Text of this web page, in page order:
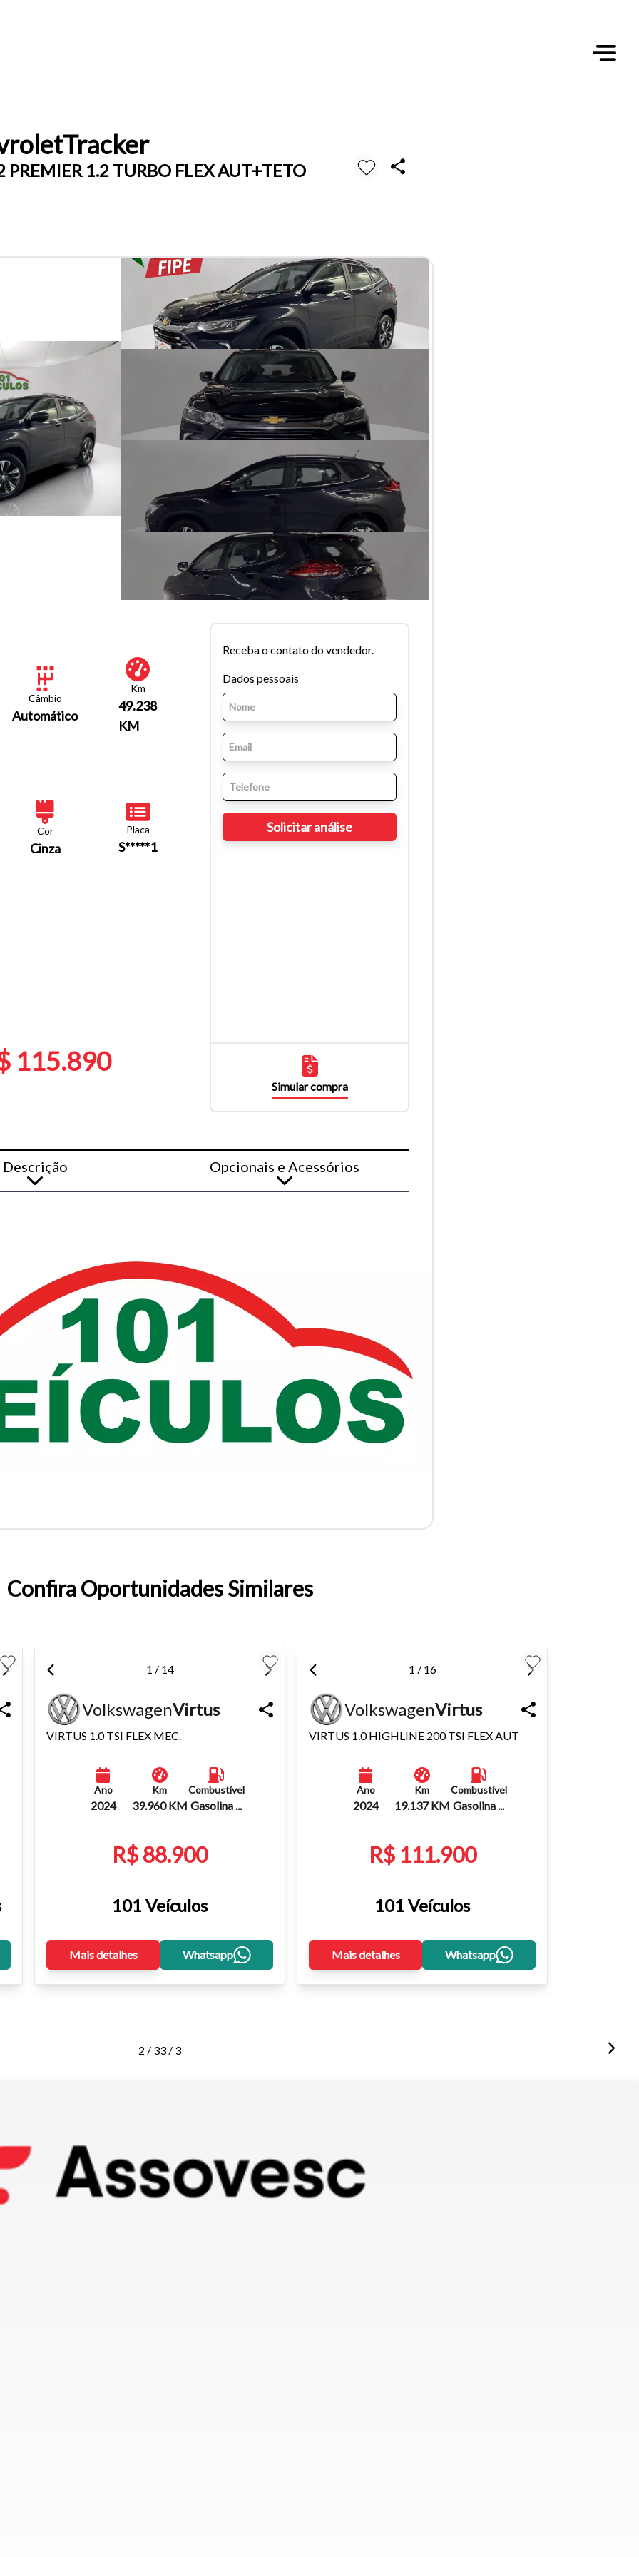
do texto
ou diminuir a fonte em nosso site, utilize os atalhos Ctrl+ (para
e Ctrl- (para diminuir) no seu teclado.
Tracker
PREMIER 1.2 TURBO FLEX AUT+TETO
Câmbio
Automático
Km
49.238
KM
Cor
Cinza
Placa
S*****1
115.890
Receba o contato do vendedor.
Dados pessoais
Simular compra
Descrição Opcionais e Acessórios
Confira Oportunidades Similares
1 / 14
VolkswagenVirtus
VIRTUS 1.0 TSI FLEX MEC.
Ano
2024
Km
39.960 KM
Combustível
Gasolina ...
R$ 88.900
101 Veículos
Mais detalhes Whatsapp
1 / 16
VolkswagenVirtus
VIRTUS 1.0 HIGHLINE 200 TSI FLEX AUT
Ano
2024
Km
19.137 KM
Combustível
Gasolina ...
R$ 111.900
101 Veículos
Mais detalhes Whatsapp
2 / 33 / 3